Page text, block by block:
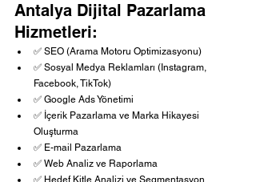
Antalya Dijital Pazarlama
Hizmetleri:
✅ SEO (Arama Motoru Optimizasyonu)
✅ Sosyal Medya Reklamları (Instagram,
Facebook, TikTok)
✅ Google Ads Yönetimi
✅ İçerik Pazarlama ve Marka Hikayesi
Oluşturma
✅ E-mail Pazarlama
✅ Web Analiz ve Raporlama